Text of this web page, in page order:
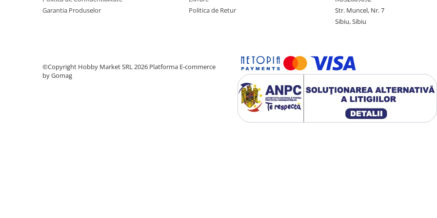
Garantia Produselor
Politica de Retur
Str. Muncel, Nr. 7
Sibiu, Sibiu
©Copyright Hobby Market SRL 2026 Platforma E-commerce
by Gomag